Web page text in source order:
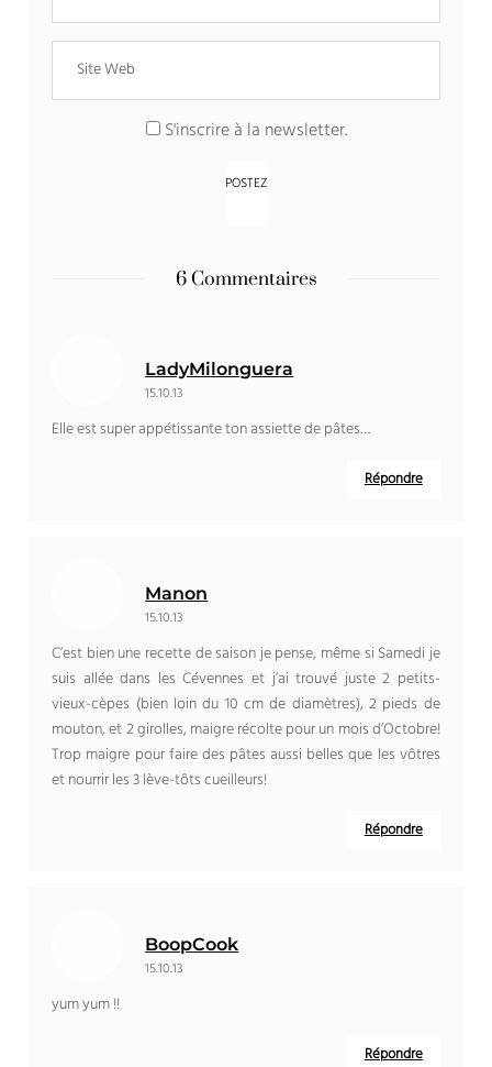
S'inscrire à la newsletter.
6 Commentaires
LadyMilonguera
15.10.13
Elle est super appétissante ton assiette de pâtes…
Répondre
Manon
15.10.13
C’est bien une recette de saison je pense, même si Samedi je
suis allée dans les Cévennes et j’ai trouvé juste 2 petits-
vieux-cèpes (bien loin du 10 cm de diamètres), 2 pieds de
mouton, et 2 girolles, maigre récolte pour un mois d’Octobre!
Trop maigre pour faire des pâtes aussi belles que les vôtres
et nourrir les 3 lève-tôts cueilleurs!
Répondre
BoopCook
15.10.13
yum yum !!
Répondre